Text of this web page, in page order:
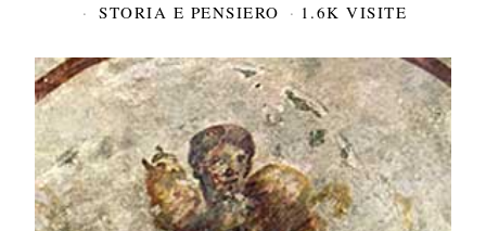
STORIA E PENSIERO
1.6K VISITE